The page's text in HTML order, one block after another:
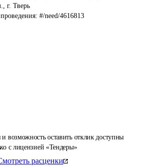
возможность оставить отклик доступны
с лицензией «Тендеры»
расценки
г. Тверь
#/need/4616813